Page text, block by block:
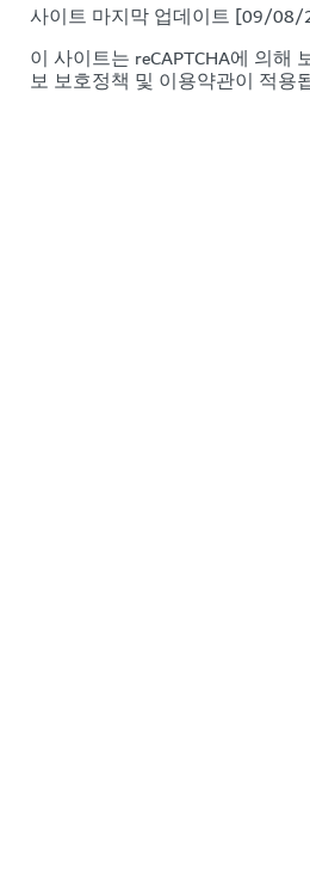
사이트 마지막 업데이트 [09/08/
이 사이트는 reCAPTCHA에 의해
보 보호정책 및 이용약관이 적용